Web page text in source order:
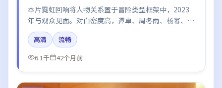
本片霓虹回响将人物关系置于冒险类型框架中，2023
年与观众见面。对白密度高，谭卓、周冬雨、杨幂、咏
梅的台词节奏值得关注；整体气质偏日本都市与冷色调
摄影。
高清
流畅
6.1千
42个月前